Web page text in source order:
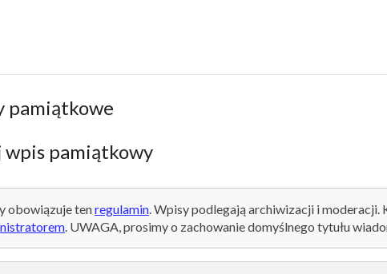
pamiątkowe
wpis pamiątkowy
obowiązuje tenregulamin. Wpisy podlegają archiwizacji i moderacji.
. UWAGA, prosimy o zachowanie domyślnego tytułu